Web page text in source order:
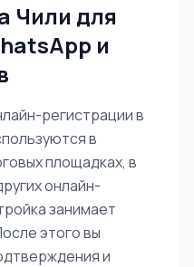
Чили для
и
регистрации в
в
площадках, в
онлайн-
занимает
этого вы
и